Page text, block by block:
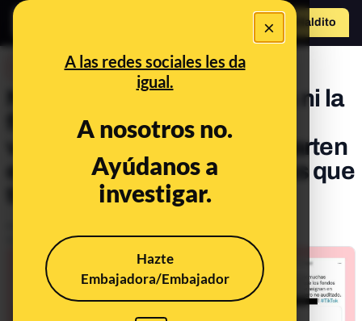
×
A las redes sociales les da
igual.
A nosotros no.
Ayúdanos a
investigar.
Hazte
Embajadora/Embajador
Hazte Maldito
No, ni los fondos europeos ni la
financiación en materia de
violencia de género se reparten
en función de las denuncias que
tiene cada país
Actualizado elSep 13, 2024, 4:07:00 PM